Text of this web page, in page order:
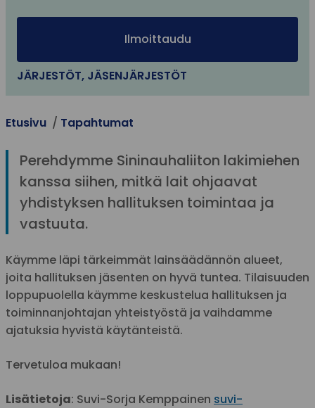
Ilmoittaudu
JÄRJESTÖT, JÄSENJÄRJESTÖT
Etusivu Tapahtumat
Perehdymme Sininauhaliiton lakimiehen
kanssa siihen, mitkä lait ohjaavat
yhdistyksen hallituksen toimintaa ja
vastuuta.
Käymme läpi tärkeimmät lainsäädännön alueet,
joita hallituksen jäsenten on hyvä tuntea. Tilaisuuden
loppupuolella käymme keskustelua hallituksen ja
toiminnanjohtajan yhteistyöstä ja vaihdamme
ajatuksia hyvistä käytänteistä.
Tervetuloa mukaan!
Lisätietoja: Suvi-Sorja Kemppainen suvi-